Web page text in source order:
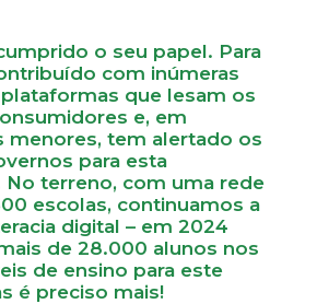
o seu papel. Para
com inúmeras
que lesam os
e, em
menores, tem alertado os
para esta
terreno, com uma rede
escolas, continuamos a
digital – em 2024
de 28.000 alunos nos
de ensino para este
é preciso mais!